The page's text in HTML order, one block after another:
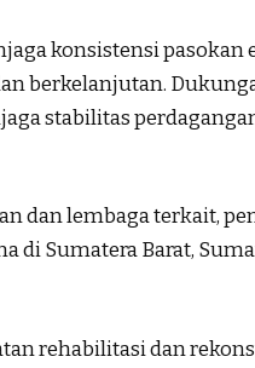
konsistensi pasokan
berkelanjutan.
stabilitas
dan lembaga terkait,
di Sumatera Barat,
rehabilitasi dan